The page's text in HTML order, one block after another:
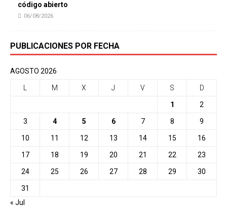
código abierto
06/08/2026
PUBLICACIONES POR FECHA
AGOSTO 2026
M X J V S D
1 2
3 4 5 6 7 8 9
10 11 12 13 14 15 16
17 18 19 20 21 22 23
24 25 26 27 28 29 30
31
« Jul